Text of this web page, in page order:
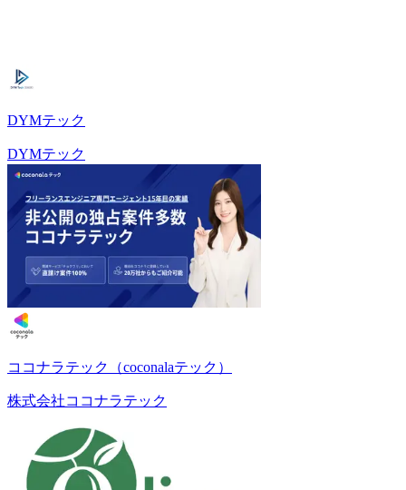
DYMテック
DYMテック
ココナラテック（coconalaテック）
株式会社ココナラテック